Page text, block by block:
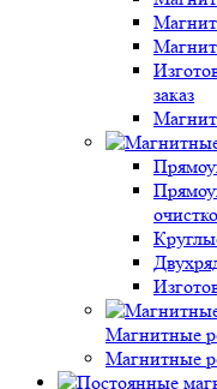
заказ
Магнитные
Магнитные